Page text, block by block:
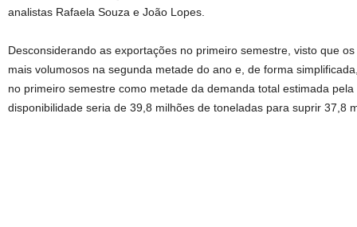
analistas Rafaela Souza e João Lopes.
Desconsiderando as exportações no primeiro semestre, visto que
mais volumosos na segunda metade do ano e, de forma
no primeiro semestre como metade da demanda total estimada
disponibilidade seria de 39,8 milhões de toneladas para suprir 37,8